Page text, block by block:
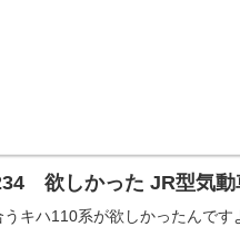
欲しかった JR型気動
キハ110系が欲しかったんです